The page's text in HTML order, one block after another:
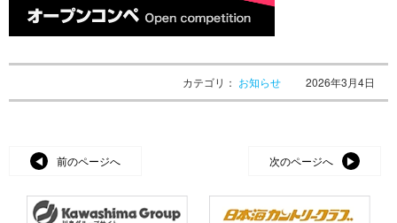
カテゴリ： お知らせ 2026年3月4日
前のページへ 次のページへ